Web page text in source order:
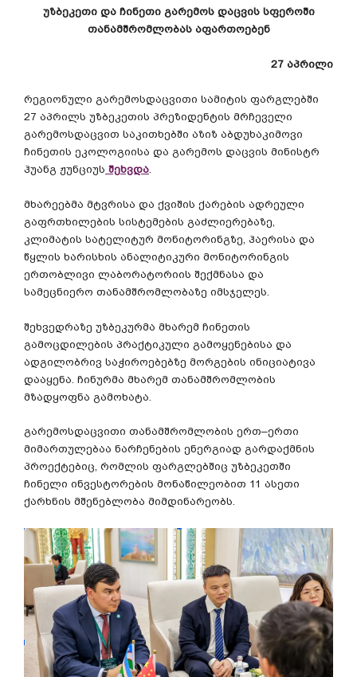
უზბეკეთი და ჩინეთი გარემოს დაცვის სფეროში
თანამშრომლობას აფართოებენ
27 აპრილი
რეგიონული გარემოსდაცვითი სამიტის ფარგლებში
27 აპრილს უზბეკეთის პრეზიდენტის მრჩეველი
გარემოსდაცვით საკითხებში აზიზ აბდუხაკიმოვი
ჩინეთის ეკოლოგიისა და გარემოს დაცვის მინისტრ
ჰუანგ ჟუნციუს შეხვდა
მხარეებმა მტვრისა და ქვიშის ქარების ადრეული
გაფრთხილების სისტემების გაძლიერებაზე
კლიმატის სატელიტურ მონიტორინგზე ჰაერისა და
წყლის ხარისხის ანალიტიკური მონიტორინგის
ერთობლივი ლაბორატორიის შექმნასა და
სამეცნიერო თანამშრომლობაზე იმსჯელეს
შეხვედრაზე უზბეკურმა მხარემ ჩინეთის
გამოცდილების პრაქტიკული გამოყენებისა და
ადგილობრივ საჭიროებებზე მორგების ინიციატივა
დააყენა ჩინურმა მხარემ თანამშრომლობის
მზადყოფნა გამოხატა
გარემოსდაცვითი თანამშრომლობის ერთ–ერთი
მიმართულებაა ნარჩენების ენერგიად გარდაქმნის
პროექტებიც, რომლის ფარგლებშიც უზბეკეთში
ჩინელი ინვესტორების მონაწილეობით 11 ასეთი
ქარხნის მშენებლობა მიმდინარეობს.